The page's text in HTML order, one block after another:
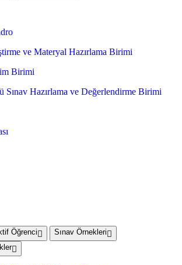
ve Materyal Hazırlama Birimi
Birimi
Sınav Hazırlama ve Değerlendirme Birimi
Öğrenci
Sınav Örnekleri